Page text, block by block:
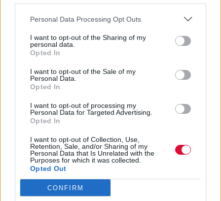
Personal Data Processing Opt Outs
I want to opt-out of the Sharing of my
personal data.
Opted In
I want to opt-out of the Sale of my
Personal Data.
Opted In
I want to opt-out of processing my
Personal Data for Targeted Advertising.
Opted In
I want to opt-out of Collection, Use,
Retention, Sale, and/or Sharing of my
Personal Data that Is Unrelated with the
Purposes for which it was collected.
Opted Out
CONFIRM